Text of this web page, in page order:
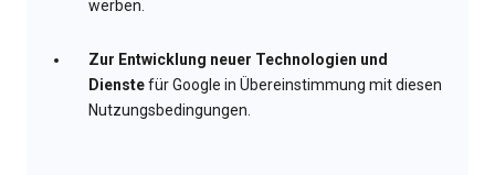
werben.
Zur Entwicklung neuer Technologien und
Dienstefür Google in Übereinstimmung mit diesen
Nutzungsbedingungen.